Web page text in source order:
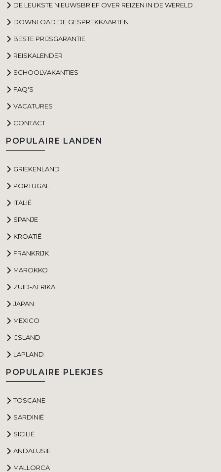
DE LEUKSTE NIEUWSBRIEF OVER REIZEN IN DE WERELD
DOWNLOAD DE GESPREKKAARTEN
BESTE PRIJSGARANTIE
REISKALENDER
SCHOOLVAKANTIES
FAQ'S
VACATURES
CONTACT
POPULAIRE LANDEN
GRIEKENLAND
PORTUGAL
ITALIË
SPANJE
KROATIË
FRANKRIJK
MAROKKO
ZUID-AFRIKA
JAPAN
MEXICO
IJSLAND
LAPLAND
POPULAIRE PLEKJES
TOSCANE
SARDINIË
SICILIË
ANDALUSIË
MALLORCA